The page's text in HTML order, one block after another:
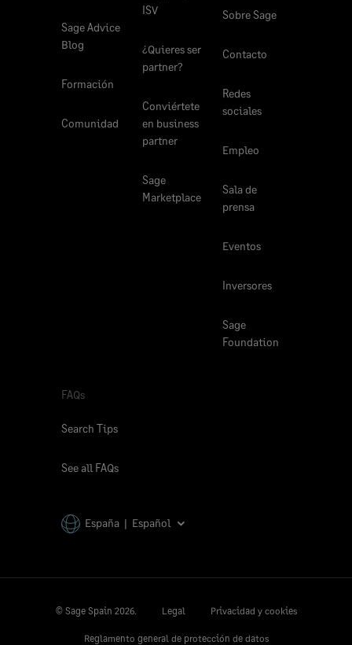
Sage Advice
Blog
Formación
Comunidad
ISV
¿Quieres ser
partner?
Conviértete
en business
partner
Sage
Marketplace
Sobre Sage
Contacto
Redes
sociales
Empleo
Sala de
prensa
Eventos
Inversores
Sage
Foundation
FAQs
Search Tips
See all FAQs
España | Español
© Sage Spain 2026. Legal Privacidad y cookies
Reglamento general de protección de datos